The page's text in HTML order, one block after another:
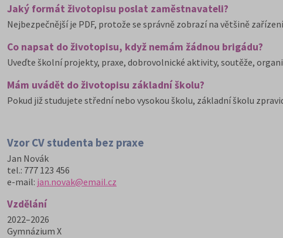
Jaký formát životopisu poslat zaměstnavateli?
Nejbezpečnější je PDF, protože se správně zobrazí na většině
Co napsat do životopisu, když nemám žádnou brigádu?
Uveďte školní projekty, praxe, dobrovolnické aktivity, soutěže,
Mám uvádět do životopisu základní školu?
Pokud již studujete střední nebo vysokou školu, základní školu
Vzor CV studenta bez praxe
Jan Novák
tel.: 777 123 456
e-mail: jan.novak@email.cz
Vzdělání
2022–2026
Gymnázium X